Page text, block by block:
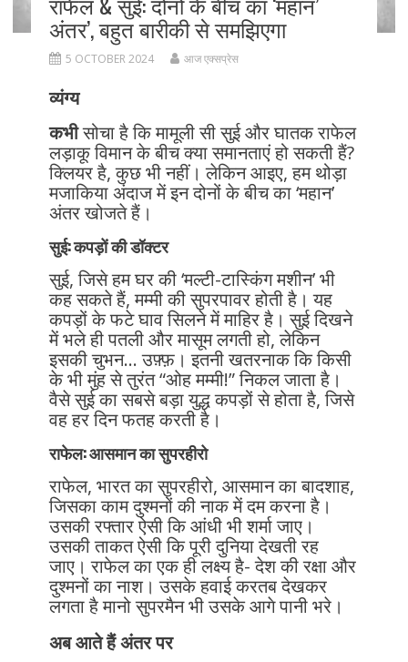
अंतर’, बहुत बारीकी से समझिएगा
5 OCTOBER 2024 आज एक्सप्रेस
व्यंग्य
कभीसोचा है कि मामूली सी सुई और घातक राफेल
लड़ाकू विमान के बीच क्या समानताएं हो सकती हैं?
क्लियर है, कुछ भी नहीं। लेकिन आइए, हम थोड़ा
मजाकिया अंदाज में इन दोनों के बीच का ‘महान’
अंतर खोजते हैं।
सुई: कपड़ों की डॉक्टर
सुई, जिसे हम घर की ‘मल्टी-टास्किंग मशीन’ भी
कह सकते हैं, मम्मी की सुपरपावर होती है। यह
कपड़ों के फटे घाव सिलने में माहिर है। सुई दिखने
में भले ही पतली और मासूम लगती हो, लेकिन
इसकी चुभन… उफ़्फ़। इतनी खतरनाक कि किसी
के भी मुंह से तुरंत “ओह मम्मी!” निकल जाता है।
वैसे सुई का सबसे बड़ा युद्ध कपड़ों से होता है, जिसे
वह हर दिन फतह करती है।
राफेल: आसमान का सुपरहीरो
राफेल, भारत का सुपरहीरो, आसमान का बादशाह,
जिसका काम दुश्मनों की नाक में दम करना है।
उसकी रफ्तार ऐसी कि आंधी भी शर्मा जाए।
उसकी ताकत ऐसी कि पूरी दुनिया देखती रह
जाए। राफेल का एक ही लक्ष्य है- देश की रक्षा और
दुश्मनों का नाश। उसके हवाई करतब देखकर
लगता है मानो सुपरमैन भी उसके आगे पानी भरे।
अब आते हैं अंतर पर